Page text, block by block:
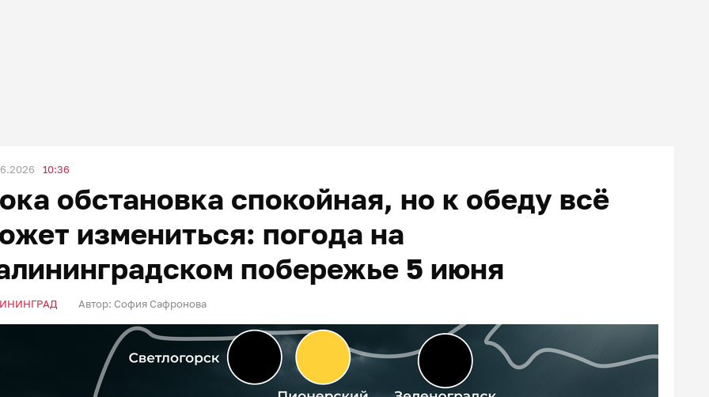
10:36
обстановка спокойная, но к обеду всё
измениться: погода на
побережье 5 июня
Автор: София Сафронова